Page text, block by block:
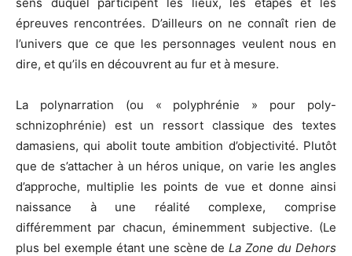
épreuves rencontrées. D’ailleurs on ne connaît rien de
l’univers que ce que les personnages veulent nous en
dire, et qu’ils en découvrent au fur et à mesure.
La polynarration (ou « polyphrénie » pour poly-
schnizophrénie) est un ressort classique des textes
damasiens, qui abolit toute ambition d’objectivité. Plutôt
que de s’attacher à un héros unique, on varie les angles
d’approche, multiplie les points de vue et donne ainsi
naissance à une réalité complexe, comprise
différemment par chacun, éminemment subjective. (Le
plus bel exemple étant une scène deLa Zone du Dehors